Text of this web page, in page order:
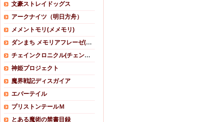
文豪ストレイドッグス
アークナイツ（明日方舟）
メメントモリ(メメモリ)
ダンまち メモリアフレーゼ(ダンメモ)
チェインクロニクル(チェンクロ)
神姫プロジェクト
魔界戦記ディスガイア
エバーテイル
プリストンテールＭ
とある魔術の禁書目録